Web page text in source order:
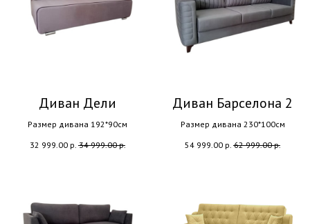
Диван Дели
Размер дивана 192*90см
32 999.00 р. 34 999.00 р.
Диван Барселона 2
Размер дивана 230*100см
54 999.00 р. 62 999.00 р.